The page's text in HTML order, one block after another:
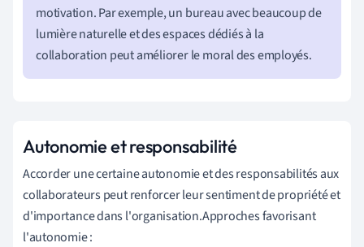
motivation. Par exemple, un bureau avec beaucoup de
lumière naturelle et des espaces dédiés à la
collaboration peut améliorer le moral des employés.
Autonomie et responsabilité
Accorder une certaine autonomie et des responsabilités aux
collaborateurs peut renforcer leur sentiment de propriété et
d'importance dans l'organisation.Approches favorisant
l'autonomie :